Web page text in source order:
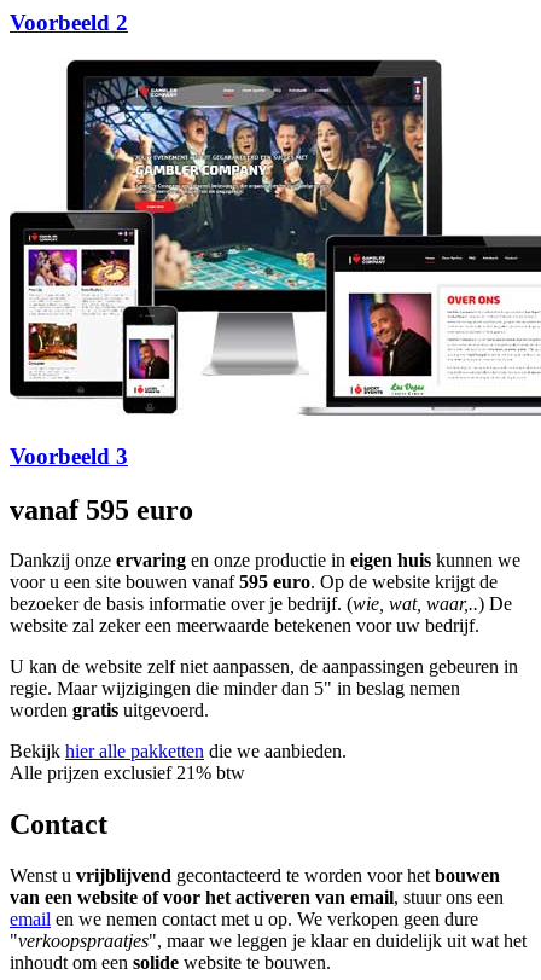
Voorbeeld 2
Voorbeeld 3
vanaf 595 euro
Dankzij onze ervaring en onze productie in eigen huis kunnen we
voor u een site bouwen vanaf595 euro. Op de website krijgt de
bezoeker de basis informatie over je bedrijf. (wie, wat, waar,..) De
website zal zeker een meerwaarde betekenen voor uw bedrijf.
U kan de website zelf niet aanpassen, de aanpassingen gebeuren in
regie. Maar wijzigingen die minder dan 5" in beslag nemen
worden gratis uitgevoerd.
Bekijk hier alle pakketten die we aanbieden.
Alle prijzen exclusief 21% btw
Contact
Wenst u vrijblijvend gecontacteerd te worden voor het bouwen
van een website of voor het activeren van email, stuur ons een
email en we nemen contact met u op. We verkopen geen dure
"verkoopspraatjes", maar we leggen je klaar en duidelijk uit wat het
inhoudt om een solide website te bouwen.